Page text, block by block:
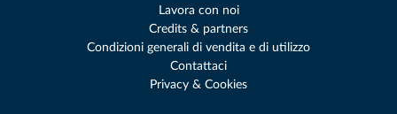
Lavora con noi
Credits & partners
Condizioni generali di vendita e di utilizzo
Contattaci
Privacy & Cookies